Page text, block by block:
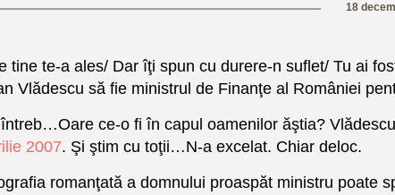
18
tine te-a ales/ Dar îţi spun cu durere-n suflet/ Tu ai
Vlădescu să fie ministrul de Finanţe al României
ce-o fi în capul oamenilor ăştia?
2007. Şi ştim cu toţii…N-a excelat. Chiar deloc.
romanţată a domnului proaspăt ministru poate